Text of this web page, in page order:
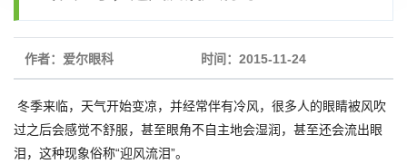
作者：爱尔眼科 时间：2015-11-24
冬季来临，天气开始变凉，并经常伴有冷风，很多人的眼睛被风吹
过之后会感觉不舒服，甚至眼角不自主地会湿润，甚至还会流出眼
泪，这种现象俗称“迎风流泪”。